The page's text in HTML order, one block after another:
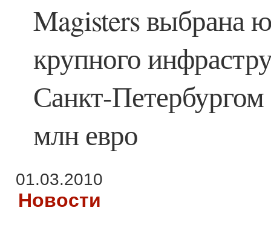
Magisters выбрана
крупного
Санкт-
млн евро
01.03.2010
Новости